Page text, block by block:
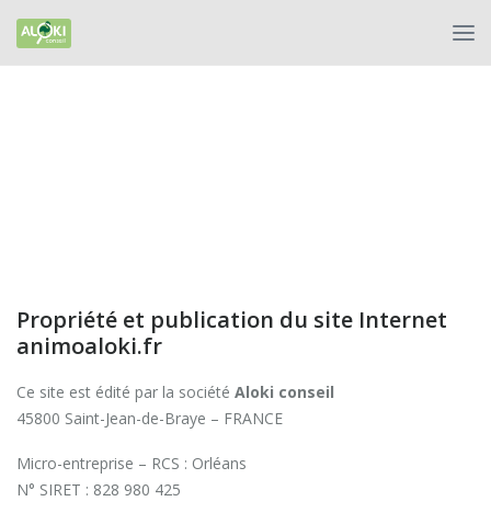
Propriété et publication du site Internet
animoaloki.fr
Ce site est édité par la société Aloki conseil
45800 Saint-Jean-de-Braye – FRANCE
Micro-entreprise – RCS : Orléans
N° SIRET : 828 980 425